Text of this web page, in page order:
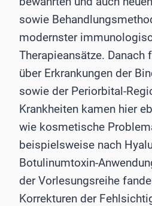
sowie
modernster
Therapieansätze. Danach
über Erkrankungen der
sowie der Periorbital-
Krankheiten kamen hier
wie kosmetische
beispielsweise nach
Botulinumtoxin-
der Vorlesungsreihe
Korrekturen der